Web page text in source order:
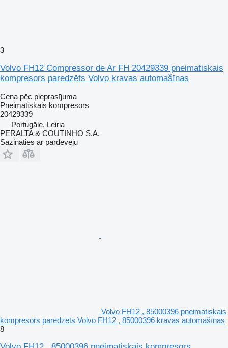
3
Volvo FH12 Compressor de Ar FH 20429339 pneimatiskais
kompresors paredzēts Volvo kravas automašīnas
Cena pēc pieprasījuma
Pneimatiskais kompresors
20429339
Portugāle, Leiria
PERALTA & COUTINHO S.A.
Sazināties ar pārdevēju
Volvo FH12 , 85000396 pneimatiskais
kompresors paredzēts Volvo FH12 , 85000396 kravas automašīnas
8